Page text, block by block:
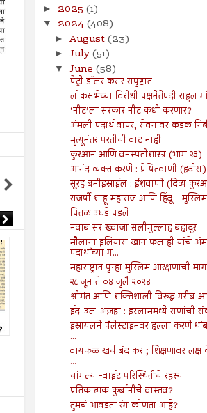
Mar
2025
शोधन- २८ मार्च ते ३ एप्रिल २०२५
Shodhan
► 2025 (1)
▼ 2024(408)
► August(23)
► July(51)
▼ June (58)
पेट्रो डॉलर करार संपुष्टात
लोकसभेच्या विरोधी पक्षनेतेपदी राहुल
‘नीट’ला सरकार नीट कधी करणार?
अंमली पदार्थ वापर, सेवनावर कडक
मृत्यूनंतर परतीची वाट नाही
कुरआन आणि वनस्पतीशास्त्र (भाग २३)
आनंद व्यक्त करणे : प्रेषितवाणी (हदीस)
सूरह बनीइस्राईल : ईशवाणी (दिव्य
राजर्षी शाहू महाराज आणि हिंदू -
पितळ उघडे पडले
नवाब सर ख्वाजा सलीमुल्लाह बहादूर
मौलाना इलियास खान फलाही यांचे
पदार्थांच्या ग...
महाराष्ट्रात पुन्हा मुस्लिम आरक्षणाची
२८ जून ते ०४ जुलै २०२४
श्रीमंत आणि शक्तिशाली विरुद्ध गरीब
ईद-उल-अज़हा : इस्लाममध्ये सणांची
इस्रायलने पॅलेस्टाइनवर हल्ला करणे
...
वायफळ खर्च बंद करा; शिक्षणावर लक्ष
...
चांगल्या-वाईट परिस्थितीचे रहस्य
प्रतिकात्मक कुर्बानीचे वास्तव?
तुमचं आवडता रंग कोणता आहे?